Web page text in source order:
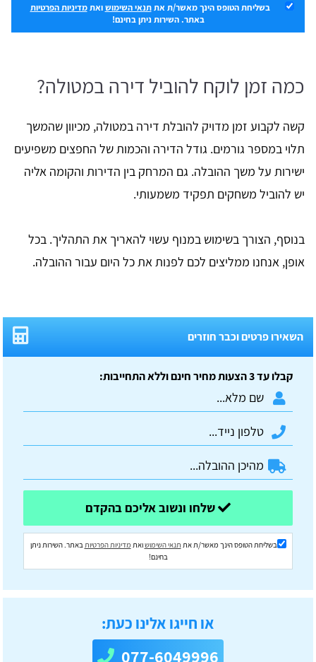
בשליחת הטופס הינך מאשר/ת אתתנאי השימושואתמדיניות הפרטיות
באתר. השירות ניתן בחינם!
כמה זמן לוקח להוביל דירה במטולה?
קשה לקבוע זמן מדויק להובלת דירה במטולה, מכיוון שהמשך
תלוי במספר גורמים. גודל הדירה והכמות של החפצים משפיעים
ישירות על משך ההובלה. גם המרחק בין הדירות והקומה אליה
יש להוביל משחקים תפקיד משמעותי.
בנוסף, הצורך בשימוש במנוף עשוי להאריך את התהליך. בכל
אופן, אנחנו ממליצים לכם לפנות את כל היום עבור ההובלה.
השאירו פרטים וכבר חוזרים
קבלו עד 3 הצעות מחיר חינם וללא התחייבות:
בשליחת הטופס הינך מאשר/ת את תנאי השימושואת מדיניות הפרטיות באתר. השירות ניתן
בחינם!
או חייגו אלינו כעת:
077-6049996